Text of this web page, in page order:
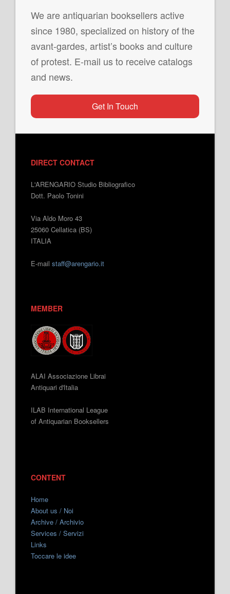
We are antiquarian booksellers active
since 1980, specialized on history of the
avant-gardes, artist’s books and culture
of protest. E-mail us to receive catalogs
and news.
Get In Touch
DIRECT CONTACT
L'ARENGARIO Studio Bibliografico
Dott. Paolo Tonini
Via Aldo Moro 43
25060 Cellatica (BS)
ITALIA
E-mail staff@arengario.it
MEMBER
ALAI Associazione Librai
Antiquari d'Italia
ILAB International League
of Antiquarian Booksellers
CONTENT
Home
About us / Noi
Archive / Archivio
Services / Servizi
Links
Toccare le idee